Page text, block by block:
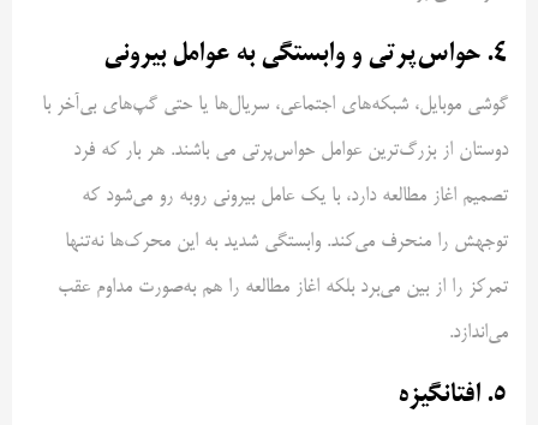
۴. حواس‌پرتی و وابستگی به عوامل بیرونی
گوشی موبایل، شبکه‌های اجتماعی، سریال‌ها یا حتی گپ‌های بی‌آخر با
دوستان از بزرگ‌ترین عوامل حواس‌پرتی می باشند. هر بار که فرد
تصمیم اغاز مطالعه دارد، با یک عامل بیرونی روبه رو می‌شود که
توجهش را منحرف می‌کند. وابستگی شدید به این محرک‌ها نه‌تنها
تمرکز را از بین می‌برد بلکه اغاز مطالعه را هم به‌صورت مداوم عقب
می‌اندازد.
۵. افتانگیزه